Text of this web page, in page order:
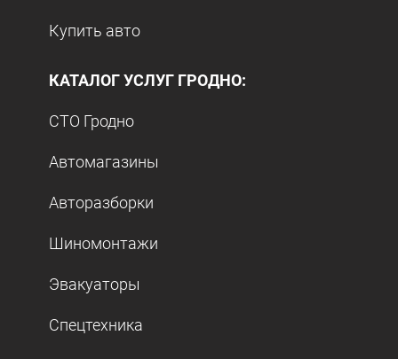
Купить авто
КАТАЛОГ УСЛУГ ГРОДНО:
СТО Гродно
Автомагазины
Авторазборки
Шиномонтажи
Эвакуаторы
Спецтехника